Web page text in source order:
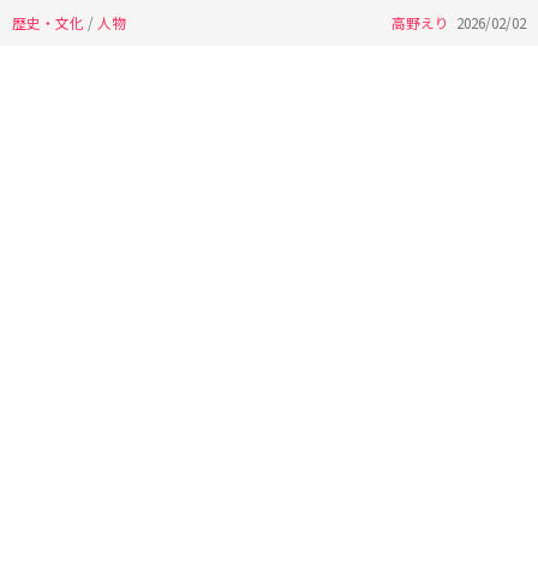
歴史・文化 / 人物 高野えり 2026/02/02